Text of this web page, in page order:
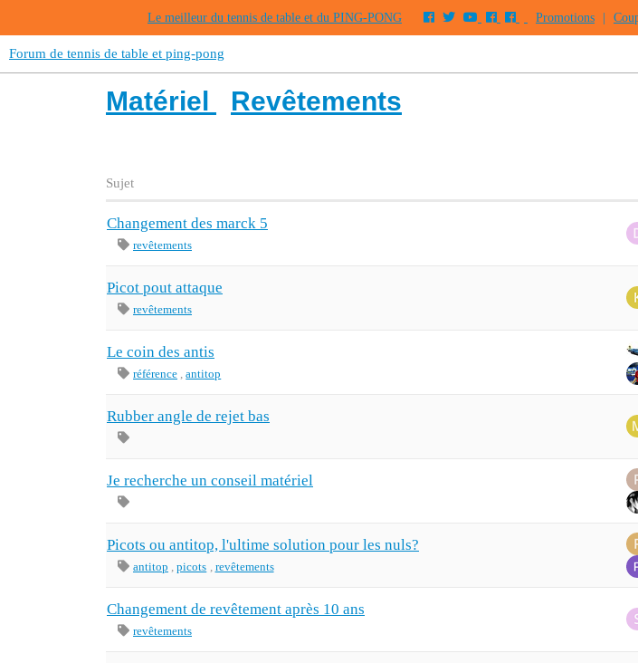
Le meilleur du tennis de table et du PING-PONG Promotions
Forum de tennis de table et ping-pong
Matériel Revêtements
Sujet
Changement des marck 5
revêtements
Picot pout attaque
revêtements
Le coin des antis
référence ,antitop
Rubber angle de rejet bas
Je recherche un conseil matériel
Picots ou antitop, l'ultime solution pour les nuls?
antitop ,picots , revêtements
Changement de revêtement après 10 ans
revêtements